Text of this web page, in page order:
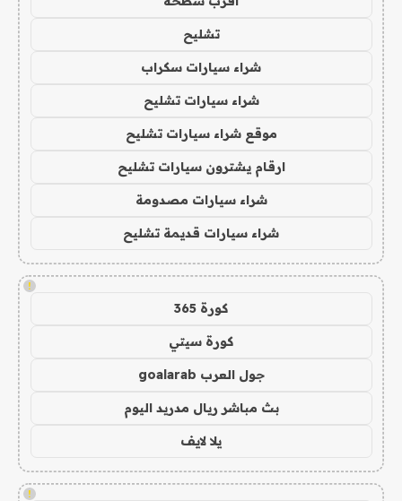
تشليح
شراء سيارات سكراب
شراء سيارات تشليح
موقع شراء سيارات تشليح
ارقام يشترون سيارات تشليح
شراء سيارات مصدومة
شراء سيارات قديمة تشليح
!
كورة 365
كورة سيتي
جول العرب goalarab
بث مباشر ريال مدريد اليوم
يلا لايف
!